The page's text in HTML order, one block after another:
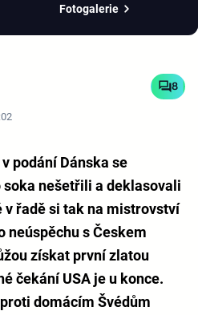
Fotogalerie
8
podání Dánska se
soka nešetřili a deklasovali
v řadě si tak na mistrovství
neúspěchu s Českem
získat první zlatou
čekání USA je u konce.
domácím Švédům